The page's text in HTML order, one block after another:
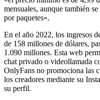
mensuales, aunque también
por paquetes».
En el año 2022, los ingresos
de 158 millones de dólares,
1.090 millones. Esta web
chat privado o videollamada
OnlyFans no promociona las
los creadores mediante su
su perfil.